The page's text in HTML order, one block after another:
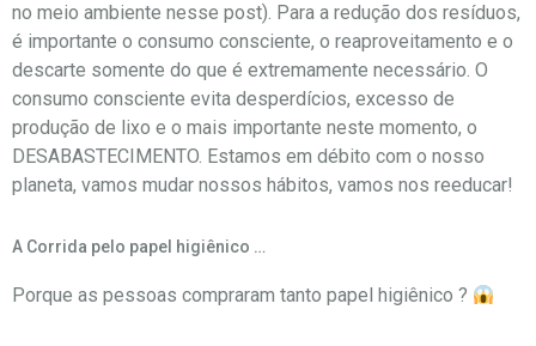
no meio ambiente nesse post). Para a redução dos resíduos,
é importante o consumo consciente, o reaproveitamento e o
descarte somente do que é extremamente necessário. O
consumo consciente evita desperdícios, excesso de
produção de lixo e o mais importante neste momento, o
DESABASTECIMENTO. Estamos em débito com o nosso
planeta, vamos mudar nossos hábitos, vamos nos reeducar!
A Corrida pelo papel higiênico …
Porque as pessoas compraram tanto papel higiênico ?